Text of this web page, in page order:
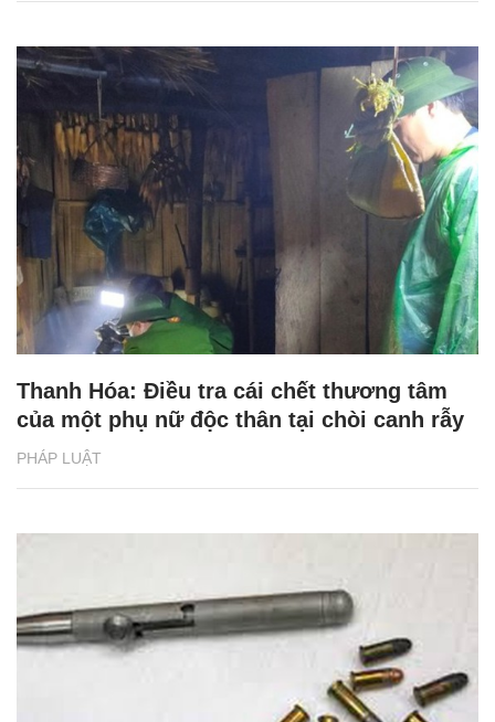
PHÁP LUẬT
Thanh Hóa: Điều tra cái chết thương tâm
của một phụ nữ độc thân tại chòi canh rẫy